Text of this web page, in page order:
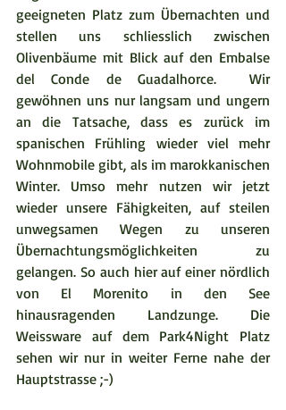
geeigneten Platz zum Übernachten und
stellen uns schliesslich zwischen
Olivenbäume mit Blick auf den Embalse
del Conde de Guadalhorce.  Wir
gewöhnen uns nur langsam und ungern
an die Tatsache, dass es zurück im
spanischen Frühling wieder viel mehr
Wohnmobile gibt, als im marokkanischen
Winter. Umso mehr nutzen wir jetzt
wieder unsere Fähigkeiten, auf steilen
unwegsamen Wegen zu unseren
Übernachtungsmöglichkeiten zu
gelangen. So auch hier auf einer nördlich
von El Morenito in den See
hinausragenden Landzunge. Die
Weissware auf dem Park4Night Platz
sehen wir nur in weiter Ferne nahe der
Hauptstrasse ;-)